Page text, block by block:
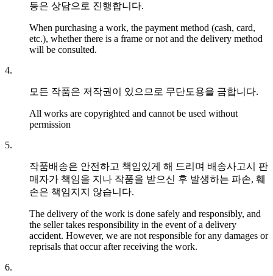
등은 상담으로 진행합니다.
When purchasing a work, the payment method (cash, card,
etc.), whether there is a frame or not and the delivery method
will be consulted.
4.
모든 작품은 저작권이 있으므로 무단도용을 금합니다.
All works are copyrighted and cannot be used without
permission
5.
작품배송은 안전하고 책임있게 해 드리며 배송사고시 판
매자가 책임을 지나 작품을 받으신 후 발생하는 파손, 훼
손은 책임지지 않습니다.
The delivery of the work is done safely and responsibly, and
the seller takes responsibility in the event of a delivery
accident. However, we are not responsible for any damages or
reprisals that occur after receiving the work.
6.